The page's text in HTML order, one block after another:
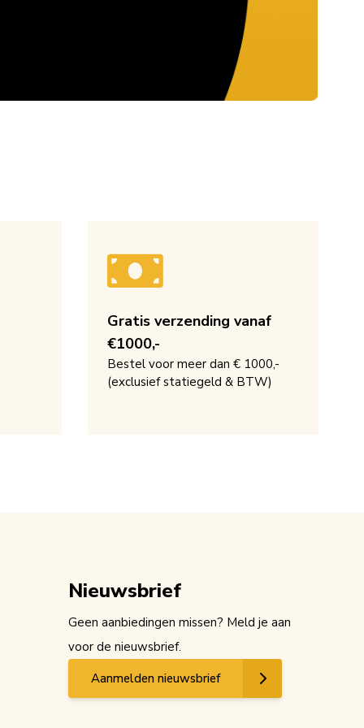
Gratis verzending vanaf
€1000,-
Bestel voor meer dan € 1000,-
(exclusief statiegeld & BTW)
Nieuwsbrief
Geen aanbiedingen missen? Meld je aan
voor de nieuwsbrief.
Aanmelden nieuwsbrief